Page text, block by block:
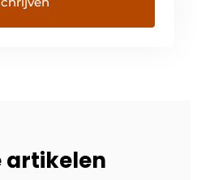
artikelen